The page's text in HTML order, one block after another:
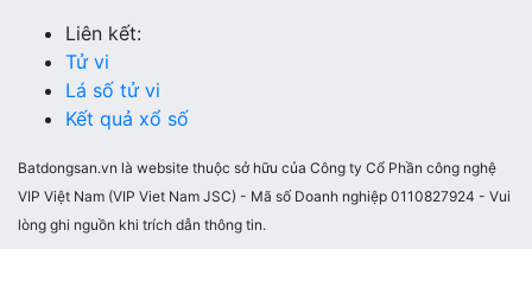
Liên kết:
Tử vi
Lá số tử vi
Kết quả xổ số
Batdongsan.vn là website thuộc sở hữu của Công ty Cổ Phần công nghệ
VIP Việt Nam (VIP Viet Nam JSC) - Mã số Doanh nghiệp 0110827924 - Vui
lòng ghi nguồn khi trích dẫn thông tin.